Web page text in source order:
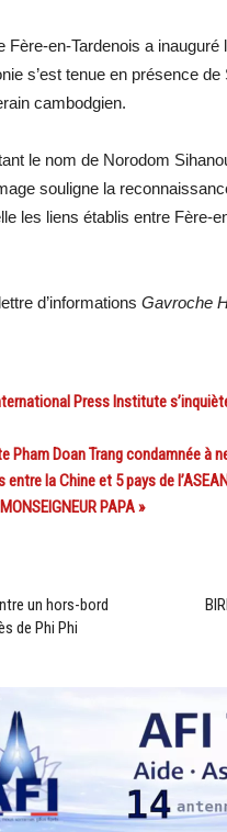
Fère-en-Tardenois a
s’est tenue en présence
cambodgien.
le nom de Norodom
souligne la
les liens établis entre Fère-
d’informations Gavroche
Press Institute
Pham Doan Trang condamnée à
entre la Chine et 5 pays de
PAPA »
un hors-bord
de Phi Phi